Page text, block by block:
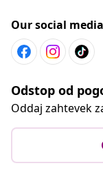
Our social
Odstop od
Oddaj zahtevek